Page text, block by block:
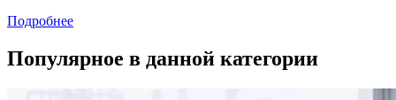
Подробнее
Популярное в данной категории